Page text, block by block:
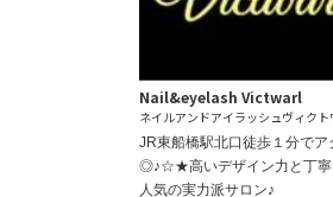
Nail&eyelash Victwarl
ネイルアンドアイラッシュヴィクト
JR東船橋駅北口徒歩１分でア
◎♪☆★高いデザイン力と丁寧
人気の実力派サロン♪